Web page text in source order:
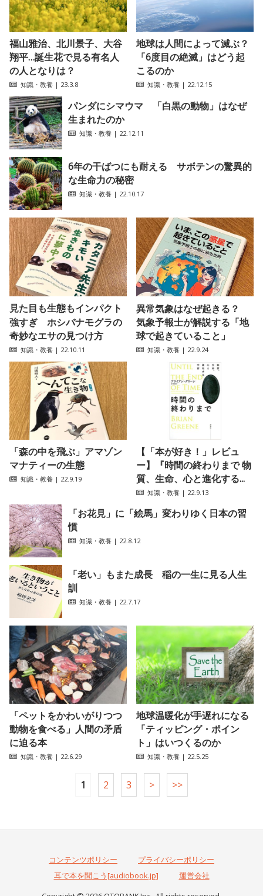
福山雅治、北川景子、大谷
翔平…誕生花で見る有名人
の人となりは？
知識・教養 | 23.3.8
地球は人間によって滅ぶ？
「6度目の絶滅」はどう起
こるのか
知識・教養 | 22.12.15
パンダにシマウマ 「白黒の動物」はなぜ
生まれたのか
知識・教養 | 22.12.11
6年の干ばつにも耐える サボテンの驚異的
な生命力の秘密
知識・教養 | 22.10.17
見た目も生態もインパクト
強すぎ ホシバナモグラの
奇妙なエサの見つけ方
知識・教養 | 22.10.11
異常気象はなぜ起きる？
気象予報士が解説する「地
球で起きていること」
知識・教養 | 22.9.24
「森の中を飛ぶ」アマゾン
マナティーの生態
知識・教養 | 22.9.19
【「本が好き！」レビュ
ー】『時間の終わりまで 物
質、生命、心と進化する...
知識・教養 | 22.9.13
「お花見」に「絵馬」変わりゆく日本の習
慣
知識・教養 | 22.8.12
「老い」もまた成長 稲の一生に見る人生
訓
知識・教養 | 22.7.17
「ペットをかわいがりつつ
動物を食べる」人間の矛盾
に迫る本
知識・教養 | 22.6.29
地球温暖化が手遅れになる
「ティッピング・ポイン
ト」はいつくるのか
知識・教養 | 22.5.25
1 2 3 > >>
コンテンツポリシー
プライバシーポリシー
耳で本を聞こう[audiobook.jp]
運営会社